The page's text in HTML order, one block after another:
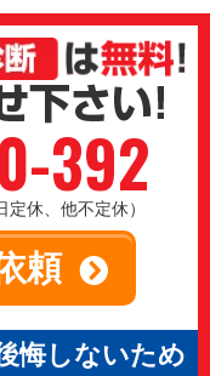
392
休、他不定休）
頼
悔しないため